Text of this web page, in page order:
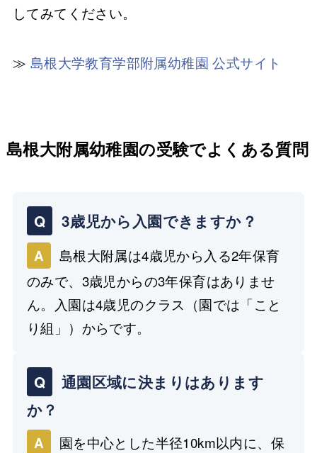
してみてください。
≫ 島根大学教育学部附属幼稚園 公式サイト
島根大附属幼稚園の受験でよくある質問
Q 3歳児から入園できますか？
A
島根大附属は4歳児から入る2年保育
のみで、3歳児からの3年保育はありませ
ん。入園は4歳児のクラス（園では「こと
り組」）からです。
Q
通園区域に決まりはあります
か？
A
園を中心とした半径10km以内に、保